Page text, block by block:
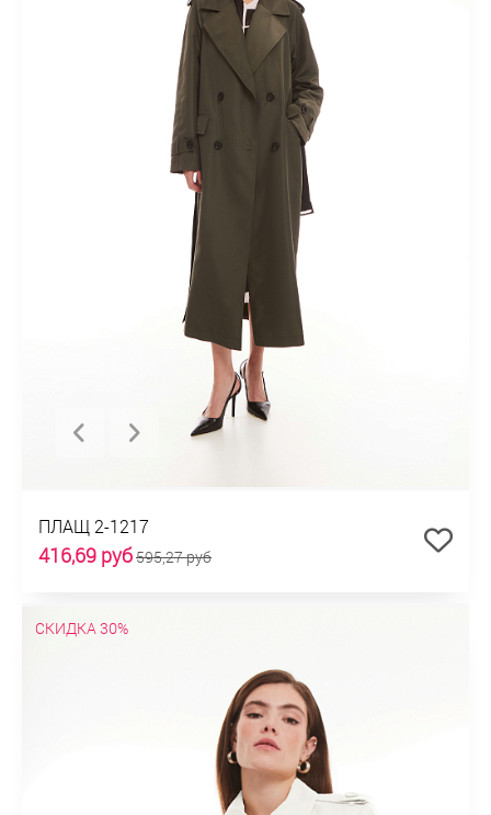
ПЛАЩ 2-1217
416,69 руб595,27 руб
СКИДКА 30%